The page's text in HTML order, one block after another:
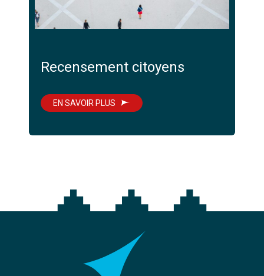
Recensement citoyens
EN SAVOIR PLUS